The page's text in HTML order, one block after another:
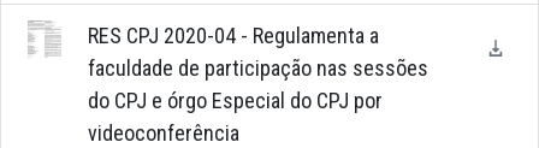
RES CPJ 2020-04 - Regulamenta a
faculdade de participação nas sessões
do CPJ e órgo Especial do CPJ por
videoconferência